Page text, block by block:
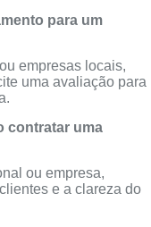
para um
empresas locais,
uma avaliação para
contratar uma
ou empresa,
e a clareza do